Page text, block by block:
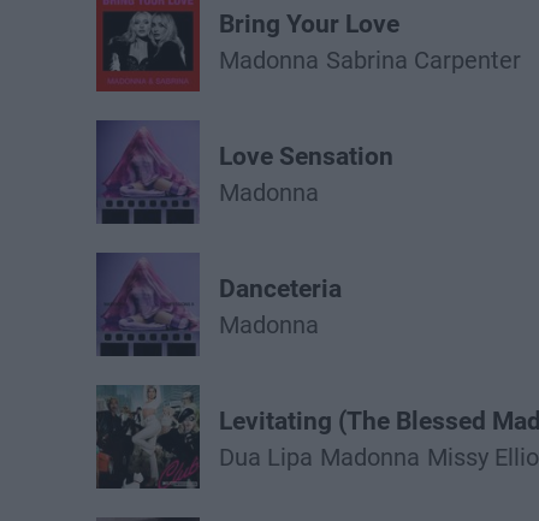
Bring Your Love
Madonna Sabrina Carpenter
Love Sensation
Madonna
Danceteria
Madonna
Levitating (The Blessed
Dua Lipa Madonna Missy